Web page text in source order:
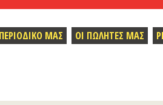
ΜΑΣ ΟΙ ΠΩΛΗΤΕΣ ΜΑΣ